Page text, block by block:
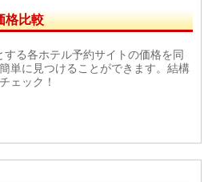
格比較
る各ホテル予約サイトの価格を同
単に見つけることができます。結構
ェック！